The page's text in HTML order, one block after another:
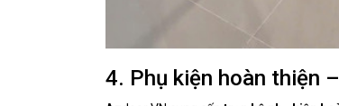
4. Phụ kiện hoàn thiện